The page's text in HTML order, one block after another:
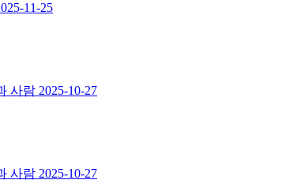
11-25
사람 2025-10-27
사람 2025-10-27